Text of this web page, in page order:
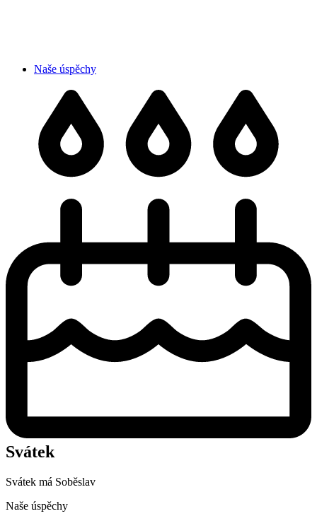
Naše úspěchy
Svátek
Svátek má Soběslav
Naše úspěchy